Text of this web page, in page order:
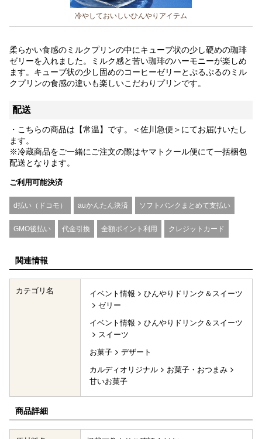
冷やしておいしいひんやりアイテム
柔らかい食感のミルクプリンの中にキューブ状の少し硬めの珈琲
ゼリーを入れました。ミルク感と苦い珈琲のハーモニーが楽しめ
ます。キューブ状の少し固めのコーヒーゼリーとぷるぷるのミル
クプリンの食感の違いも楽しいこだわりプリンです。
配送
・こちらの商品は【常温】です。＜佐川急便＞にてお届けいたし
ます。
※冷蔵商品をご一緒にご注文の際はヤマトクール便にて一括梱包
配送となります。
ご利用可能決済
d払い（ドコモ） auかんたん決済 ソフトバンクまとめて支払い
GMO後払い 代金引換 全額ポイント利用 クレジットカード
関連情報
カテゴリ名 イベント情報
ひんやりドリンク＆スイーツ
ゼリー
イベント情報
ひんやりドリンク＆スイーツ
スイーツ
お菓子
デザート
カルディオリジナル
お菓子・おつまみ
甘いお菓子
商品詳細